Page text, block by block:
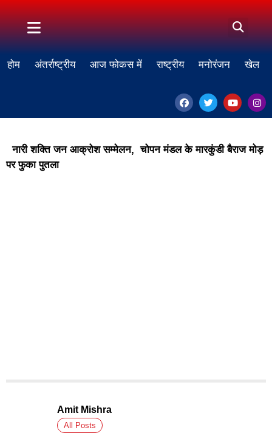
होम अंतर्राष्ट्रीय आज फोकस में राष्ट्रीय मनोरंजन खेल
नारी शक्ति जन आक्रोश सम्मेलन, चोपन मंडल के मारकुंडी बैराज मोड़
पर फुका पुतला
Amit Mishra
All Posts